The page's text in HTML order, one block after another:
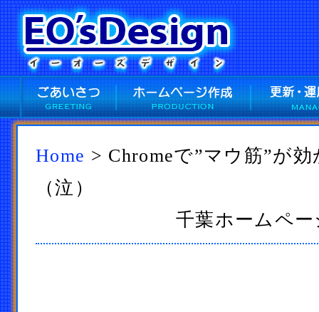
Home > Chromeで”マウ筋”が
（泣）
千葉ホームペー